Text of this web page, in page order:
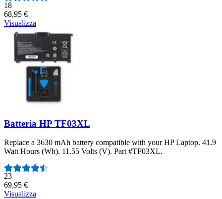
Numero di recensioni:
18
68,95 €
Visualizza
Batteria HP TF03XL
Replace a 3630 mAh battery compatible with your HP Laptop. 41.9
Watt Hours (Wh). 11.55 Volts (V). Part #TF03XL.
Numero di recensioni:
23
69,95 €
Visualizza